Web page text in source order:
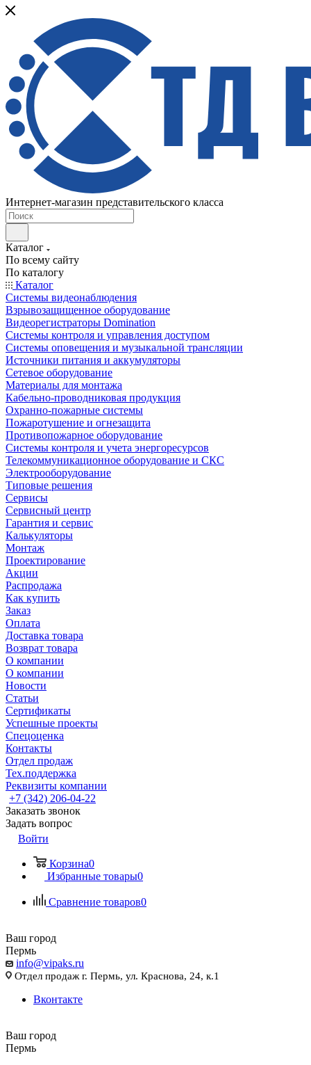
Интернет-магазин представительского класса
Каталог
По всему сайту
По каталогу
Каталог
Системы видеонаблюдения
Взрывозащищенное оборудование
Видеорегистраторы Domination
Системы контроля и управления доступом
Системы оповещения и музыкальной трансляции
Источники питания и аккумуляторы
Сетевое оборудование
Материалы для монтажа
Кабельно-проводниковая продукция
Охранно-пожарные системы
Пожаротушение и огнезащита
Противопожарное оборудование
Системы контроля и учета энергоресурсов
Телекоммуникационное оборудование и СКС
Электрооборудование
Типовые решения
Сервисы
Сервисный центр
Гарантия и сервис
Калькуляторы
Монтаж
Проектирование
Акции
Распродажа
Как купить
Заказ
Оплата
Доставка товара
Возврат товара
О компании
О компании
Новости
Статьи
Сертификаты
Успешные проекты
Спецоценка
Контакты
Отдел продаж
Тех.поддержка
Реквизиты компании
+7 (342) 206-04-22
Заказать звонок
Задать вопрос
Войти
Корзина0
Избранные товары0
Сравнение товаров0
Ваш город
Пермь
info@vipaks.ru
Отдел продаж г. Пермь, ул. Краснова, 24, к.1
Вконтакте
Ваш город
Пермь